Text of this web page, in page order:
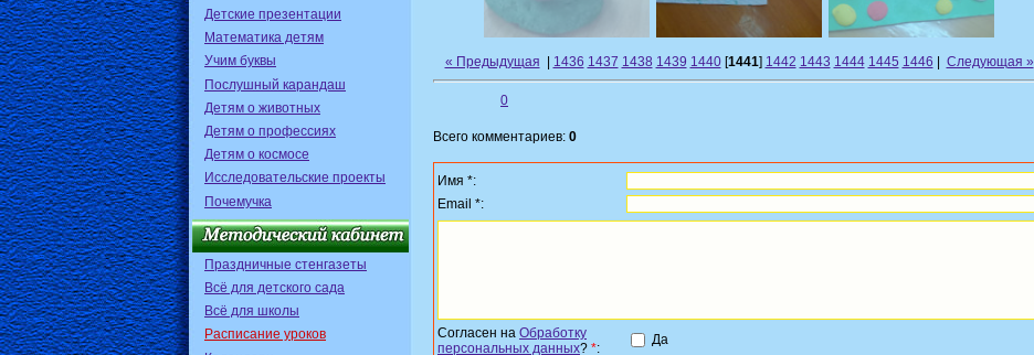
Детские презентации
Математика детям
Учим буквы
Послушный карандаш
Детям о животных
Детям о профессиях
Детям о космосе
Исследовательские проекты
Почемучка
Праздничные стенгазеты
Всё для детского сада
Всё для школы
Расписание уроков
« Предыдущая 1436 1437 1438 1439 1440[1441] 1442 1443 1444 1445 1446 Следующая »
0
Всего комментариев: 0
Имя *:
Email *:
Согласен на Обработку
персональных данных? *:
Да